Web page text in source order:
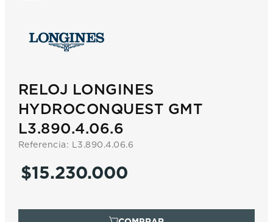
RELOJ LONGINES
HYDROCONQUEST GMT
L3.890.4.06.6
Referencia: L3.890.4.06.6
$15.230.000